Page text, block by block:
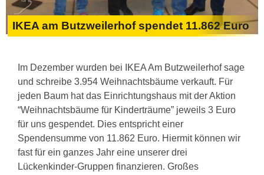
IKEA am Butzweilerhof spendet 11.862 Euro
Im Dezember wurden bei IKEA Am Butzweilerhof sage
und schreibe 3.954 Weihnachtsbäume verkauft. Für
jeden Baum hat das Einrichtungshaus mit der Aktion
“Weihnachtsbäume für Kinderträume” jeweils 3 Euro
für uns gespendet. Dies entspricht einer
Spendensumme von 11.862 Euro. Hiermit können wir
fast für ein ganzes Jahr eine unserer drei
Lückenkinder-Gruppen finanzieren. Großes